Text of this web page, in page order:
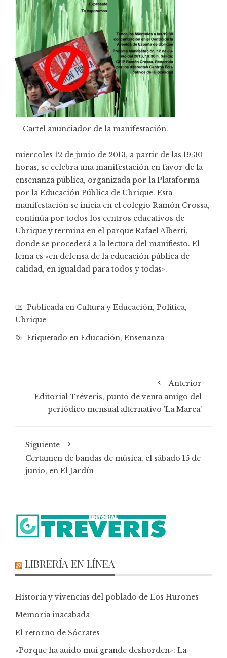
Cartel anunciador de la manifestación.
miercoles 12 de junio de 2013, a partir de las 19:30
horas, se celebra una manifestación en favor de la
enseñanza pública, organizada por la Plataforma
por la Educación Pública de Ubrique. Esta
manifestación se inicia en el colegio Ramón Crossa,
continúa por todos los centros educativos de
Ubrique y termina en el parque Rafael Alberti,
donde se procederá a la lectura del manifiesto. El
lema es «en defensa de la educación pública de
calidad, en igualdad para todos y todas».
Publicada en Cultura y Educación, Política,
Ubrique
Etiquetado en Educación, Enseñanza
Anterior
Editorial Tréveris, punto de venta amigo del
periódico mensual alternativo 'La Marea'
Siguiente
Certamen de bandas de música, el sábado 15 de
junio, en El Jardín
LIBRERÍA EN LÍNEA
Historia y vivencias del poblado de Los Hurones
Memoria inacabada
El retorno de Sócrates
«Porque ha auido mui grande deshorden»: La